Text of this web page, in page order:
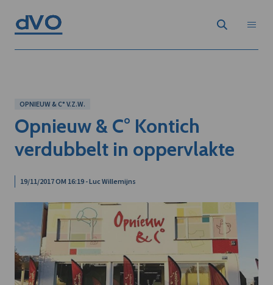
OPNIEUW & C° V.Z.W.
Opnieuw & C° Kontich
verdubbelt in oppervlakte
19/11/2017 OM 16:19 - Luc Willemijns